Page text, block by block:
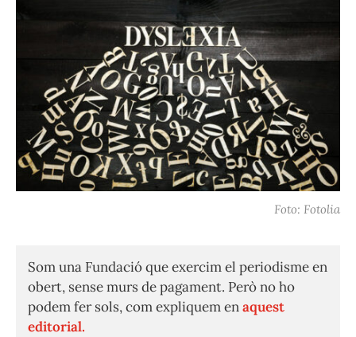
Foto: Fotolia
Som una Fundació que exercim el periodisme en
obert, sense murs de pagament. Però no ho
podem fer sols, com expliquem enaquest
editorial.